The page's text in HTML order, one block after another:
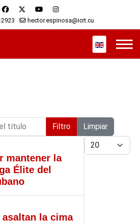
hector.espinosa@icrt.cu
Seleccione
título Filtro
Limpiar
Cantidad
mantener la
Élite del
asaltan la cima